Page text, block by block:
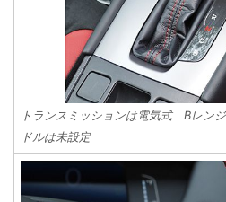
トランスミッションは電気式 Bレン
ドルは未設定